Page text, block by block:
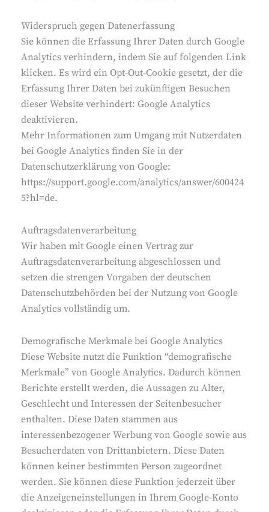
Widerspruch gegen Datenerfassung
Sie können die Erfassung Ihrer Daten durch Google
Analytics verhindern, indem Sie auf folgenden Link
klicken. Es wird ein Opt-Out-Cookie gesetzt, der die
Erfassung Ihrer Daten bei zukünftigen Besuchen
dieser Website verhindert: Google Analytics
deaktivieren.
Mehr Informationen zum Umgang mit Nutzerdaten
bei Google Analytics finden Sie in der
Datenschutzerklärung von Google:
https://support.google.com/analytics/answer/600424
5?hl=de.
Auftragsdatenverarbeitung
Wir haben mit Google einen Vertrag zur
Auftragsdatenverarbeitung abgeschlossen und
setzen die strengen Vorgaben der deutschen
Datenschutzbehörden bei der Nutzung von Google
Analytics vollständig um.
Demografische Merkmale bei Google Analytics
Diese Website nutzt die Funktion “demografische
Merkmale” von Google Analytics. Dadurch können
Berichte erstellt werden, die Aussagen zu Alter,
Geschlecht und Interessen der Seitenbesucher
enthalten. Diese Daten stammen aus
interessenbezogener Werbung von Google sowie aus
Besucherdaten von Drittanbietern. Diese Daten
können keiner bestimmten Person zugeordnet
werden. Sie können diese Funktion jederzeit über
die Anzeigeneinstellungen in Ihrem Google-Konto